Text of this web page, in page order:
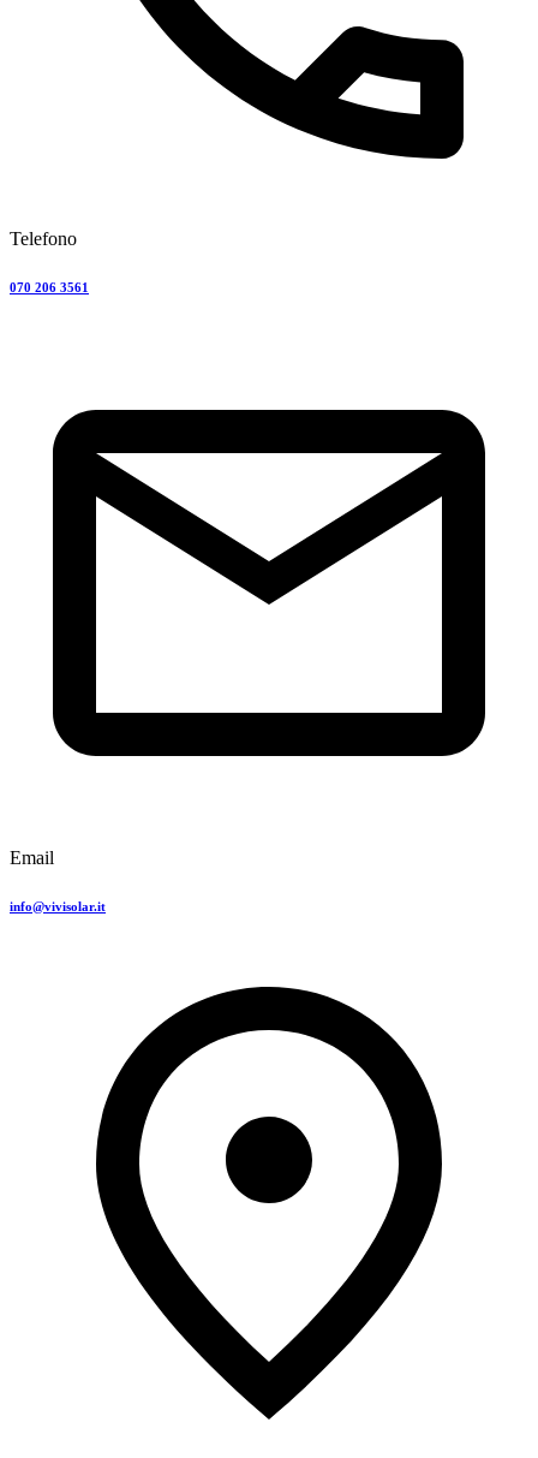
Telefono
070 206 3561
Email
info@vivisolar.it